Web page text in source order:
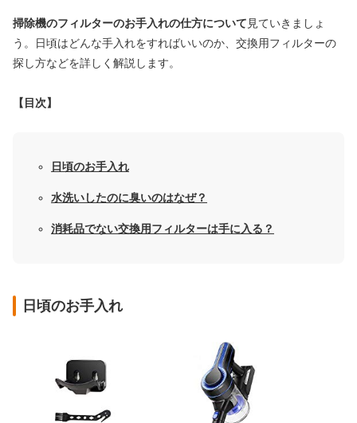
掃除機のフィルターのお手入れの仕方について 見ていきましょ
う。日頃はどんな手入れをすればいいのか、交換用フィルターの
探し方などを詳しく解説します。
【目次】
日頃のお手入れ
水洗いしたのに臭いのはなぜ？
消耗品でない交換用フィルターは手に入る？
日頃のお手入れ